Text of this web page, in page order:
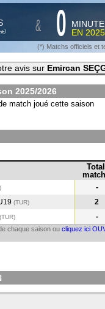
*) & 0
EN
(*) Matchs officiels et
avis sur Emircan
2025/2026
match joué cette saison
Total
)
-
(TUR)
2
(TUR) -
chaque saison ou cliquez ici